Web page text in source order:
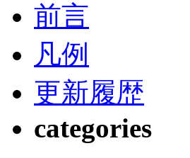
前言
凡例
更新履歴
categories